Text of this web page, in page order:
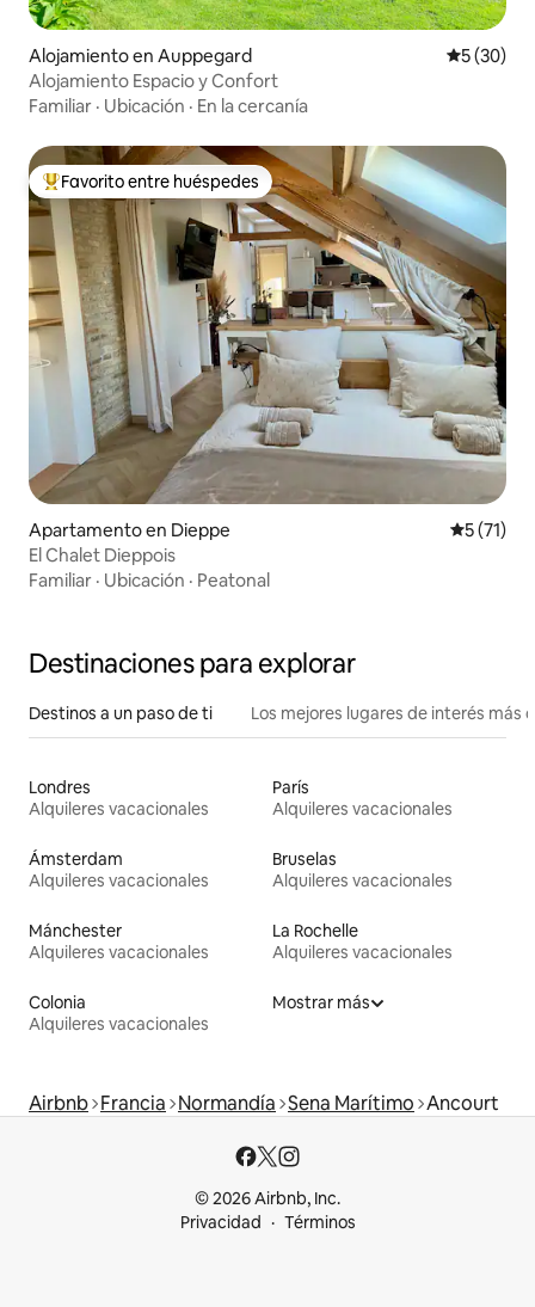
Alojamiento en Auppegard
5 (30)
Alojamiento Espacio y Confort
Familiar · Ubicación · En la cercanía
Favorito entre huéspedes preferido
Favorito entre huéspedes
Apartamento en Dieppe
5 (71)
El Chalet Dieppois
Familiar · Ubicación · Peatonal
Destinaciones para explorar
Destinos a un paso de ti Los mejores lugares de interés más
Londres
Alquileres vacacionales
París
Alquileres vacacionales
Ámsterdam
Alquileres vacacionales
Bruselas
Alquileres vacacionales
Mánchester
Alquileres vacacionales
La Rochelle
Alquileres vacacionales
Colonia
Alquileres vacacionales
Mostrar más
Airbnb Francia Normandía Sena Marítimo Ancourt
© 2026 Airbnb, Inc.
Privacidad
Términos